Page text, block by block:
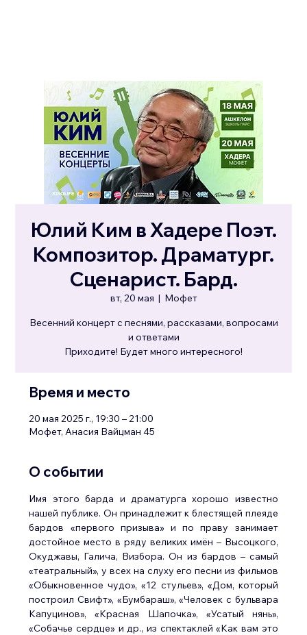
Юлий Ким в Хадере Поэт.
Композитор. Драматург.
Сценарист. Бард.
вт, 20 мая
  |
Мофет
Весенний концерт с песнями, рассказами, вопросами
и ответами
Приходите! Будет много интересного!
Время и место
20 мая 2025 г., 19:30 – 21:00
Мофет, Анасия Вайцман 45
О событии
Имя этого барда и драматурга хорошо известно
нашей публике. Он принадлежит к блестящей плеяде
бардов «первого призыва» и по праву занимает
достойное место в ряду великих имён – Высоцкого,
Окуджавы, Галича, Визбора. Он из бардов – самый
«театральный», у всех на слуху его песни из фильмов
«Обыкновенное чудо», «12 стульев», «Дом, который
построил Свифт», «Бумбараш», «Человек с бульвара
Капуцинов», «Красная Шапочка», «Усатый нянь»,
«Собачье сердце» и др., из спектаклей «Как вам это